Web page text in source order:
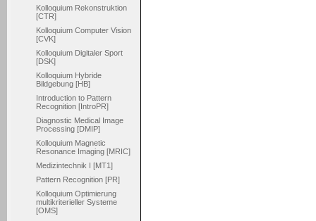
Kolloquium Rekonstruktion
[CTR]
Kolloquium Computer Vision
[CVK]
Kolloquium Digitaler Sport
[DSK]
Kolloquium Hybride
Bildgebung [HB]
Introduction to Pattern
Recognition [IntroPR]
Diagnostic Medical Image
Processing [DMIP]
Kolloquium Magnetic
Resonance Imaging [MRIC]
Medizintechnik I [MT1]
Pattern Recognition [PR]
Kolloquium Optimierung
multikriterieller Systeme
[OMS]